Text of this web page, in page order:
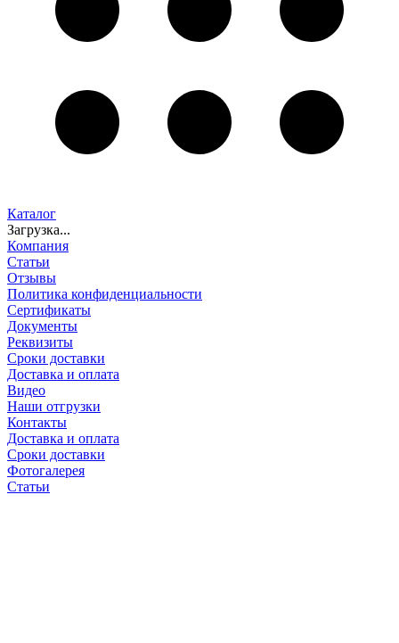
Каталог
Загрузка...
Компания
Статьи
Отзывы
Политика конфиденциальности
Сертификаты
Документы
Реквизиты
Сроки доставки
Доставка и оплата
Видео
Наши отгрузки
Контакты
Доставка и оплата
Сроки доставки
Фотогалерея
Статьи